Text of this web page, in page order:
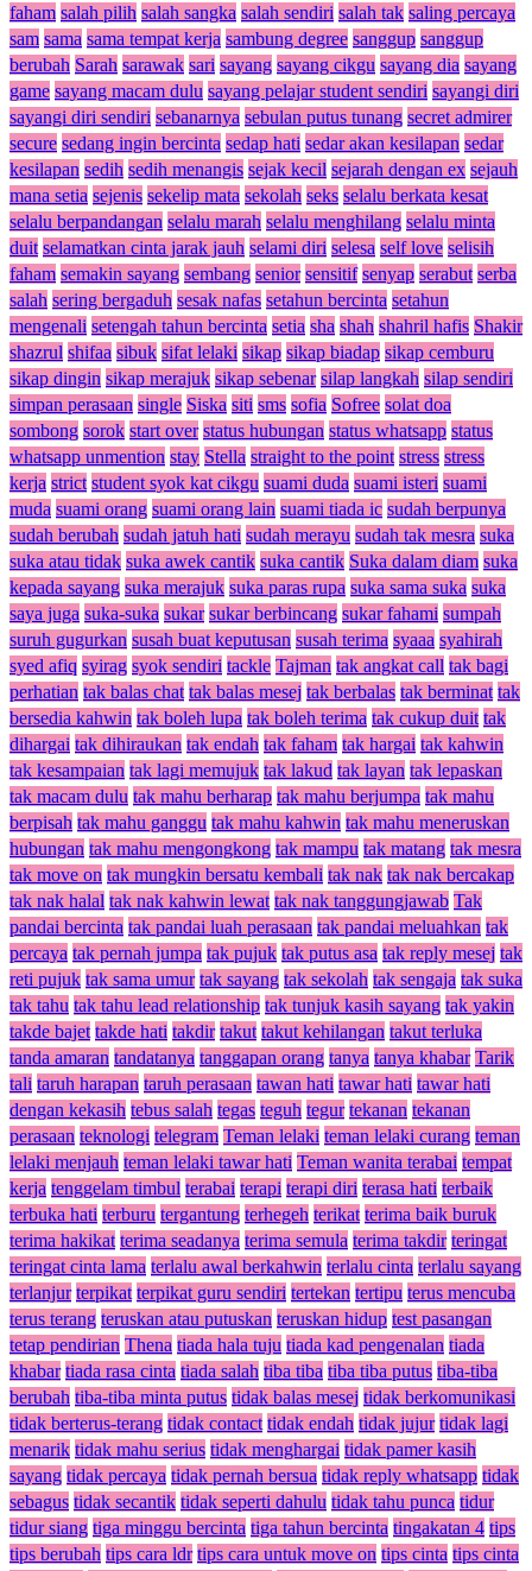
faham salah pilih salah sangka salah sendiri salah tak saling percaya
sam sama sama tempat kerja sambung degree sanggup sanggup
berubah Sarah sarawak sari sayang sayang cikgu sayang dia sayang
game sayang macam dulu sayang pelajar student sendiri sayangi diri
sayangi diri sendiri sebanarnya sebulan putus tunang secret admirer
secure sedang ingin bercinta sedap hati sedar akan kesilapan sedar
kesilapan sedih sedih menangis sejak kecil sejarah dengan ex sejauh
mana setia sejenis sekelip mata sekolah seks selalu berkata kesat
selalu berpandangan selalu marah selalu menghilang selalu minta
duit selamatkan cinta jarak jauh selami diri selesa self love selisih
faham semakin sayang sembang senior sensitif senyap serabut serba
salah sering bergaduh sesak nafas setahun bercinta setahun
mengenali setengah tahun bercinta setia sha shah shahril hafis Shakir
shazrul shifaa sibuk sifat lelaki sikap sikap biadap sikap cemburu
sikap dingin sikap merajuk sikap sebenar silap langkah silap sendiri
simpan perasaan single Siska siti sms sofia Sofree solat doa
sombong sorok start over status hubungan status whatsapp status
whatsapp unmention stay Stella straight to the point stress stress
kerja strict student syok kat cikgu suami duda suami isteri suami
muda suami orang suami orang lain suami tiada ic sudah berpunya
sudah berubah sudah jatuh hati sudah merayu sudah tak mesra suka
suka atau tidak suka awek cantik suka cantik Suka dalam diam suka
kepada sayang suka merajuk suka paras rupa suka sama suka suka
saya juga suka-suka sukar sukar berbincang sukar fahami sumpah
suruh gugurkan susah buat keputusan susah terima syaaa syahirah
syed afiq syirag syok sendiri tackle Tajman tak angkat call tak bagi
perhatian tak balas chat tak balas mesej tak berbalas tak berminat tak
bersedia kahwin tak boleh lupa tak boleh terima tak cukup duit tak
dihargai tak dihiraukan tak endah tak faham tak hargai tak kahwin
tak kesampaian tak lagi memujuk tak lakud tak layan tak lepaskan
tak macam dulu tak mahu berharap tak mahu berjumpa tak mahu
berpisah tak mahu ganggu tak mahu kahwin tak mahu meneruskan
hubungan tak mahu mengongkong tak mampu tak matang tak mesra
tak move on tak mungkin bersatu kembali tak nak tak nak bercakap
tak nak halal tak nak kahwin lewat tak nak tanggungjawab Tak
pandai bercinta tak pandai luah perasaan tak pandai meluahkan tak
percaya tak pernah jumpa tak pujuk tak putus asa tak reply mesej tak
reti pujuk tak sama umur tak sayang tak sekolah tak sengaja tak suka
tak tahu tak tahu lead relationship tak tunjuk kasih sayang tak yakin
takde bajet takde hati takdir takut takut kehilangan takut terluka
tanda amaran tandatanya tanggapan orang tanya tanya khabar Tarik
tali taruh harapan taruh perasaan tawan hati tawar hati tawar hati
dengan kekasih tebus salah tegas teguh tegur tekanan tekanan
perasaan teknologi telegram Teman lelaki teman lelaki curang teman
lelaki menjauh teman lelaki tawar hati Teman wanita terabai tempat
kerja tenggelam timbul terabai terapi terapi diri terasa hati terbaik
terbuka hati terburu tergantung terhegeh terikat terima baik buruk
terima hakikat terima seadanya terima semula terima takdir teringat
teringat cinta lama terlalu awal berkahwin terlalu cinta terlalu sayang
terlanjur terpikat terpikat guru sendiri tertekan tertipu terus mencuba
terus terang teruskan atau putuskan teruskan hidup test pasangan
tetap pendirian Thena tiada hala tuju tiada kad pengenalan tiada
khabar tiada rasa cinta tiada salah tiba tiba tiba tiba putus tiba-tiba
berubah tiba-tiba minta putus tidak balas mesej tidak berkomunikasi
tidak berterus-terang tidak contact tidak endah tidak jujur tidak lagi
menarik tidak mahu serius tidak menghargai tidak pamer kasih
sayang tidak percaya tidak pernah bersua tidak reply whatsapp tidak
sebagus tidak secantik tidak seperti dahulu tidak tahu punca tidur
tidur siang tiga minggu bercinta tiga tahun bercinta tingakatan 4 tips
tips berubah tips cara ldr tips cara untuk move on tips cinta tips cinta